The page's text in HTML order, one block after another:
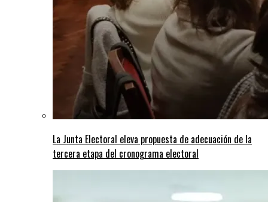
La Junta Electoral eleva propuesta de adecuación de la
tercera etapa del cronograma electoral